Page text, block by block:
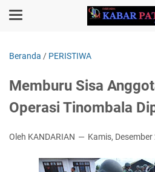
Beranda / PERISTIWA
Memburu Sisa
Operasi Tinombala
Oleh KANDARIAN Kamis, Desember